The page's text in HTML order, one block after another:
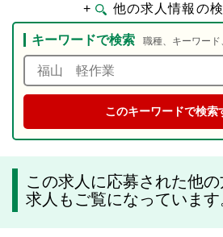
+ 他の求人情報の
キーワードで検索 職種、キーワー
この求人に応募された他
求人もご覧になっています